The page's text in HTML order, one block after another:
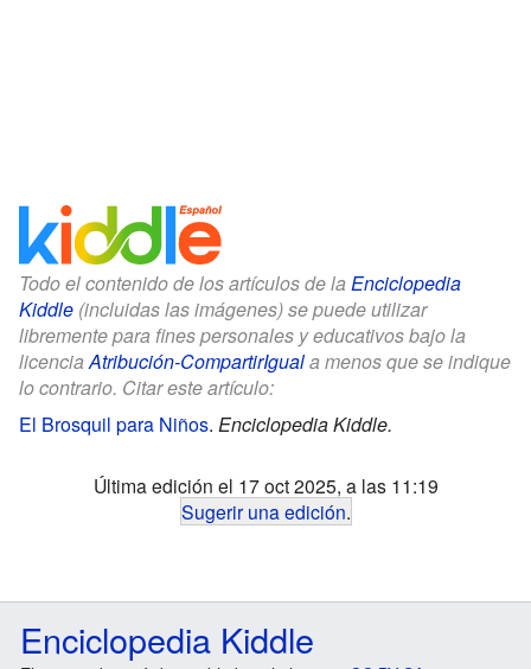
Todo el contenido de los artículos de la Enciclopedia
Kiddle (incluidas las imágenes) se puede utilizar
libremente para fines personales y educativos bajo la
licenciaAtribución-CompartirIguala menos que se indique
lo contrario. Citar este artículo:
El Brosquil para Niños. Enciclopedia Kiddle.
Última edición el 17 oct 2025, a las 11:19
Sugerir una edición.
Enciclopedia Kiddle